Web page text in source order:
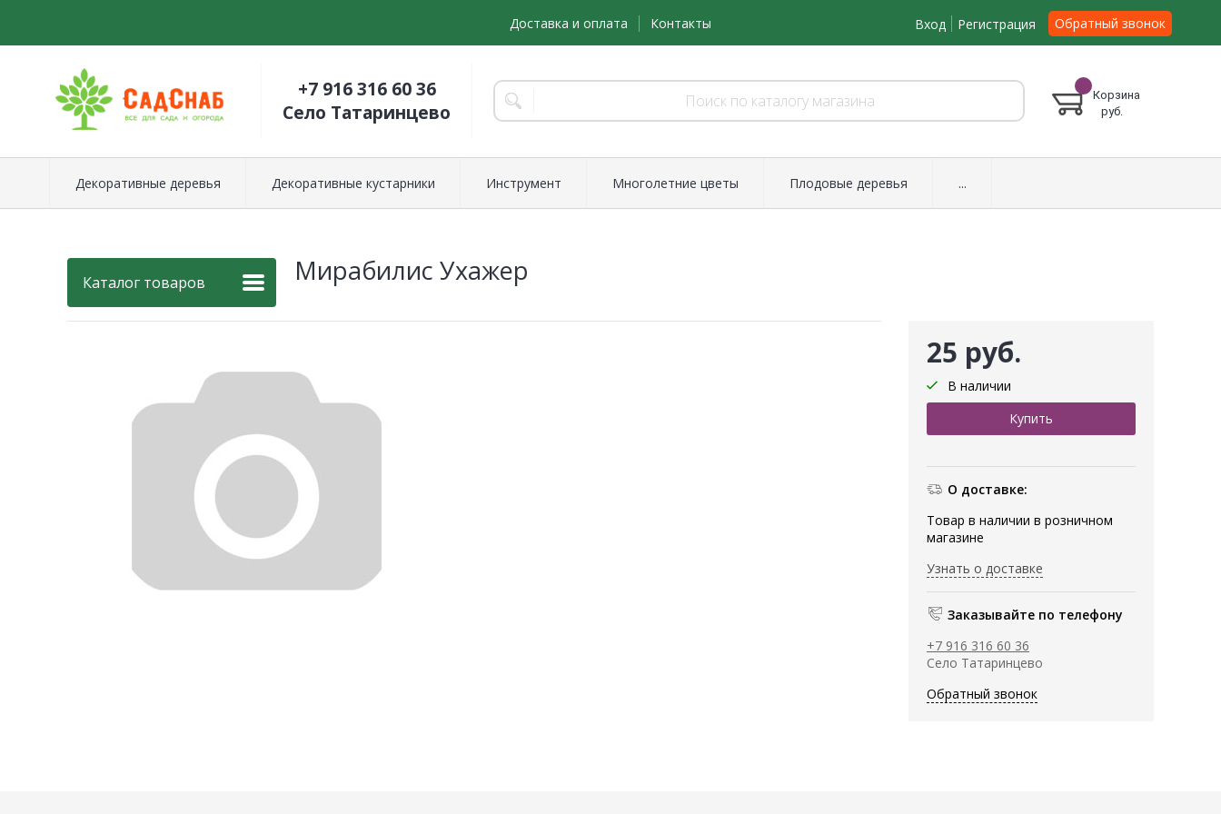
Доставка и оплата Контакты Вход Регистрация Обратный звонок
+7 916 316 60 36
Село Татаринцево
Корзина
руб.
Декоративные деревья Декоративные кустарники Инструмент Многолетние цветы Плодовые деревья ...
Каталог товаров Мирабилис Ухажер
25 руб.
В наличии
О доставке:
Товар в наличии в розничном
магазине
Узнать о доставке
Заказывайте по телефону
+7 916 316 60 36
Село Татаринцево
Обратный звонок